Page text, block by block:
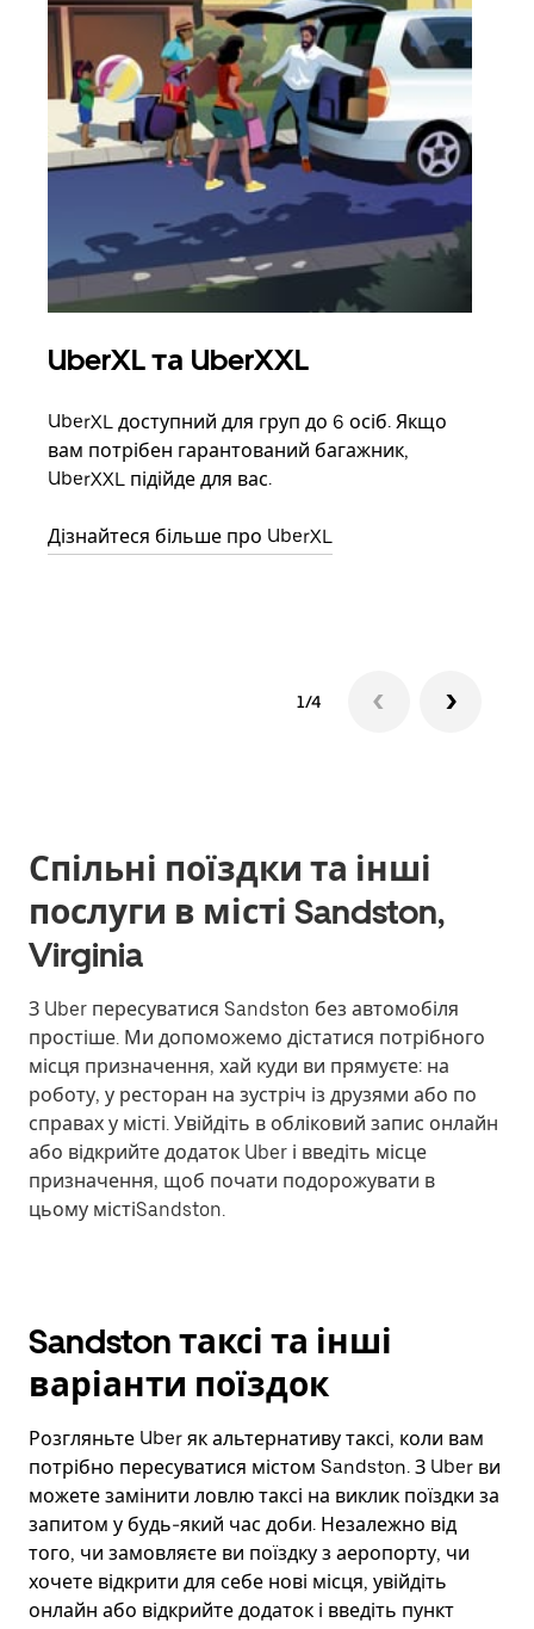
UberXL та UberXXL
UberXL доступний для груп до 6 осіб. Якщо
вам потрібен гарантований багажник,
UberXXL підійде для вас.
Дізнайтеся більше про UberXL
1/4
Спільні поїздки та інші
послуги в місті Sandston,
Virginia
З Uber пересуватися Sandston без автомобіля
простіше. Ми допоможемо дістатися потрібного
місця призначення, хай куди ви прямуєте: на
роботу, у ресторан на зустріч із друзями або по
справах у місті. Увійдіть в обліковий запис онлайн
або відкрийте додаток Uber і введіть місце
призначення, щоб почати подорожувати в
цьому містіSandston.
Sandston таксі та інші
варіанти поїздок
Розгляньте Uber як альтернативу таксі, коли вам
потрібно пересуватися містом Sandston. З Uber ви
можете замінити ловлю таксі на виклик поїздки за
запитом у будь-який час доби. Незалежно від
того, чи замовляєте ви поїздку з аеропорту, чи
хочете відкрити для себе нові місця, увійдіть
онлайн або відкрийте додаток і введіть пункт